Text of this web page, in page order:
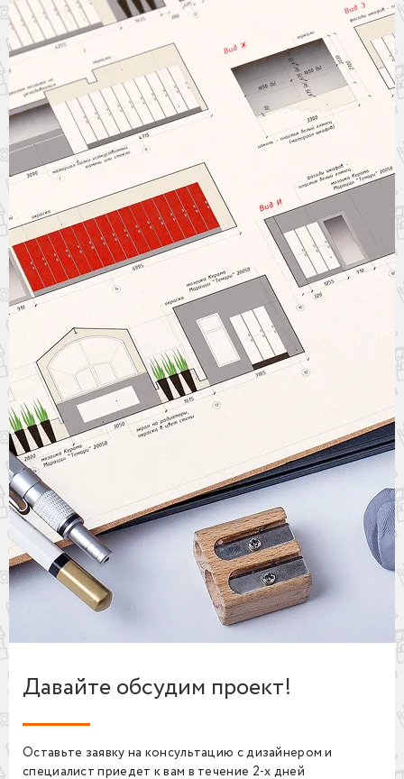
Давайте обсудим проект!
Оставьте заявку на консультацию с дизайнером и
специалист приедет к вам в течение 2-х дней